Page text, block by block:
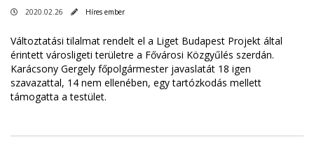
2020.02.26 Híres ember
Változtatási tilalmat rendelt el a Liget Budapest Projekt által
érintett városligeti területre a Fővárosi Közgyűlés szerdán.
Karácsony Gergely főpolgármester javaslatát 18 igen
szavazattal, 14 nem ellenében, egy tartózkodás mellett
támogatta a testület.